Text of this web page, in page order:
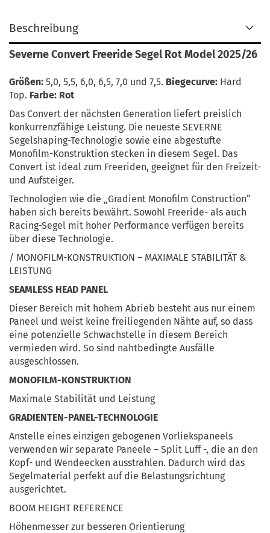
Beschreibung
Severne Convert Freeride Segel Rot Model 2025/26
Größen: 5,0, 5,5, 6,0, 6,5, 7,0 und 7,5. Biegecurve: Hard
Top. Farbe: Rot
Das Convert der nächsten Generation liefert preislich
konkurrenzfähige Leistung. Die neueste SEVERNE
Segelshaping-Technologie sowie eine abgestufte
Monofilm-Konstruktion stecken in diesem Segel. Das
Convert ist ideal zum Freeriden, geeignet für den Freizeit-
und Aufsteiger.
Technologien wie die „Gradient Monofilm Construction“
haben sich bereits bewährt. Sowohl Freeride- als auch
Racing-Segel mit hoher Performance verfügen bereits
über diese Technologie.
/ MONOFILM-KONSTRUKTION – MAXIMALE STABILITÄT &
LEISTUNG
SEAMLESS HEAD PANEL
Dieser Bereich mit hohem Abrieb besteht aus nur einem
Paneel und weist keine freiliegenden Nähte auf, so dass
eine potenzielle Schwachstelle in diesem Bereich
vermieden wird. So sind nahtbedingte Ausfälle
ausgeschlossen.
MONOFILM-KONSTRUKTION
Maximale Stabilität und Leistung
GRADIENTEN-PANEL-TECHNOLOGIE
Anstelle eines einzigen gebogenen Vorliekspaneels
verwenden wir separate Paneele – Split Luff -, die an den
Kopf- und Wendeecken ausstrahlen. Dadurch wird das
Segelmaterial perfekt auf die Belastungsrichtung
ausgerichtet.
BOOM HEIGHT REFERENCE
Höhenmesser zur besseren Orientierung